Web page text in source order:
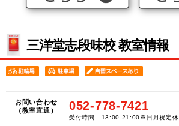
三洋堂志段味校 教室情報
お問い合わせ
（教室直通）
052-778-7421
受付時間 13:00-21:00※日月祝定休